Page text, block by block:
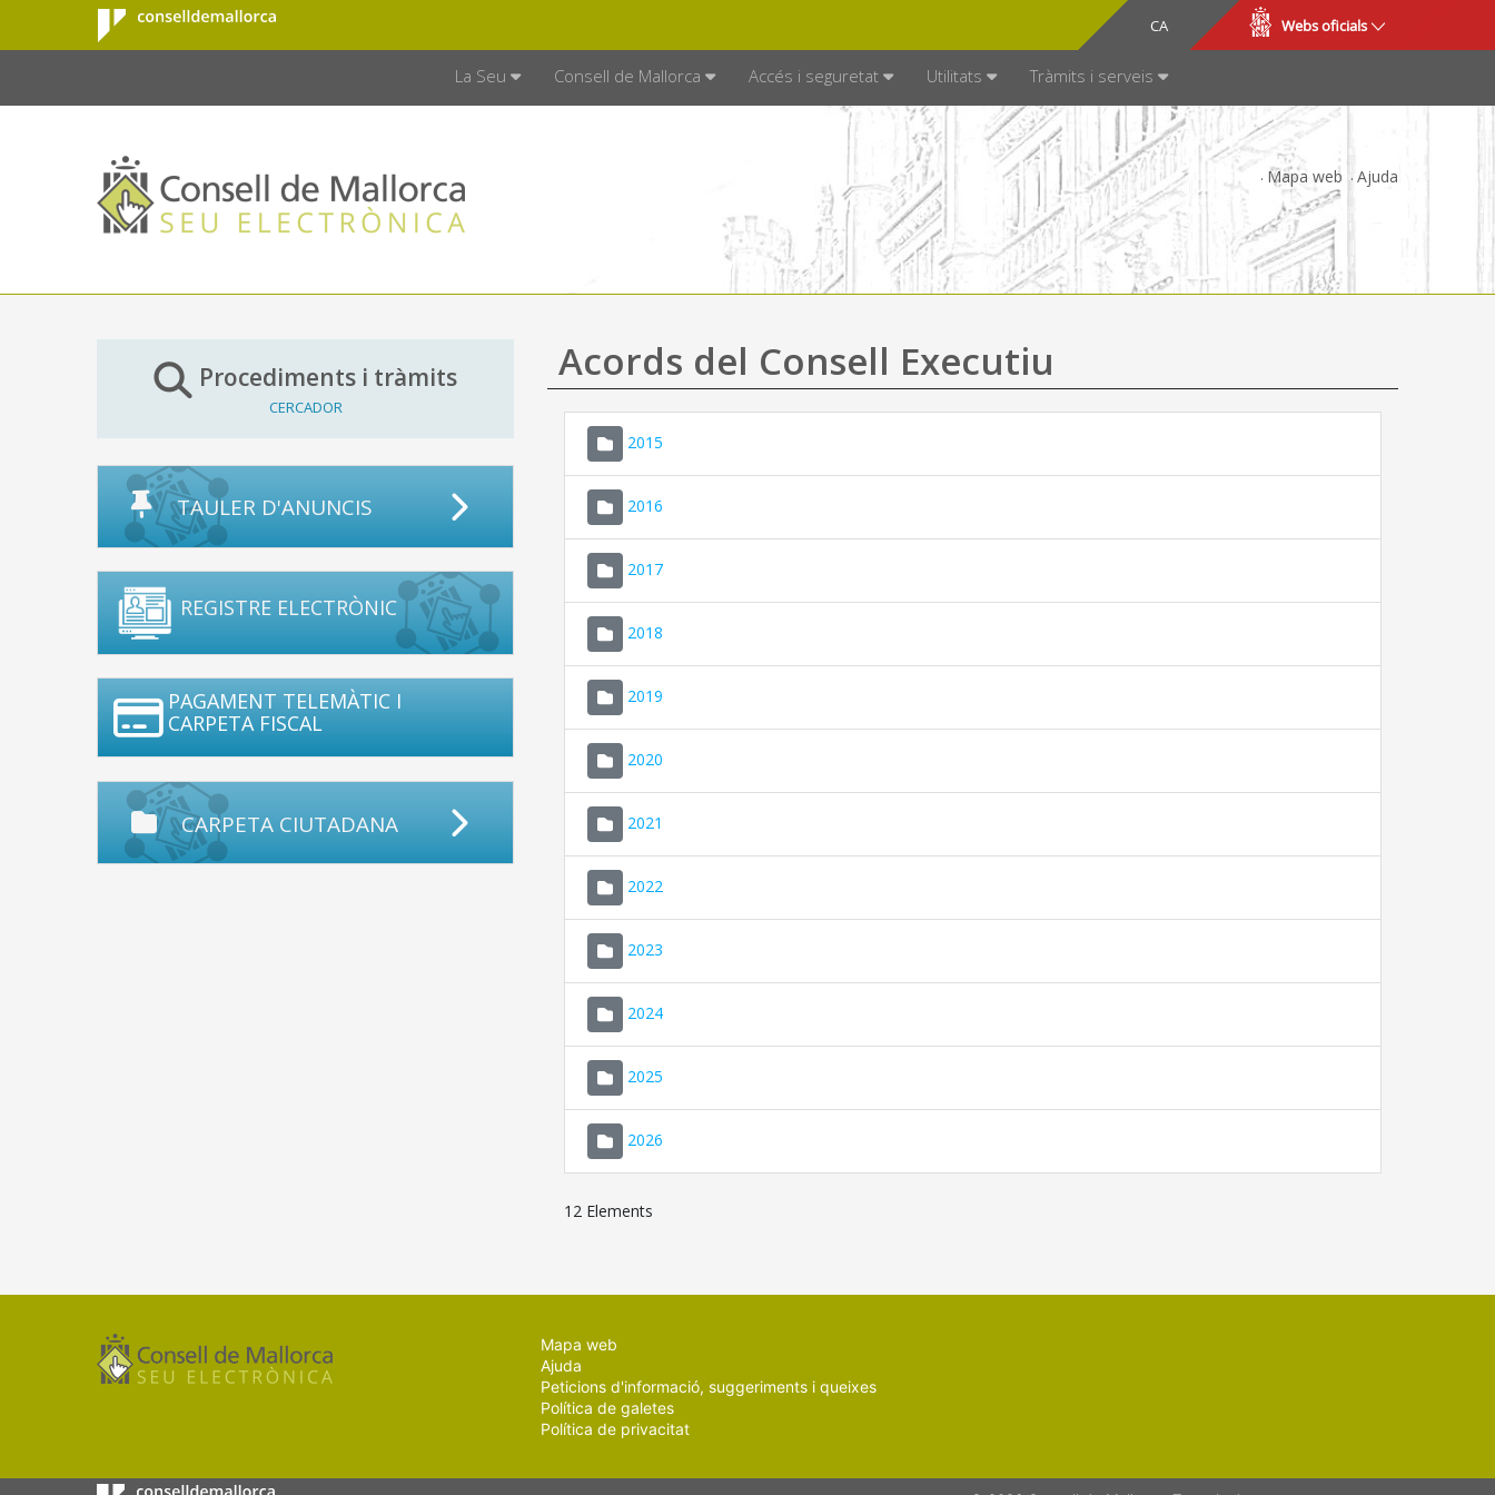
Salta al contingut principal
Consell de
Mallorca
CA
ES Webs oficials
La Seu Consell de Mallorca Accés i seguretat Utilitats Tràmits i serveis
Mapa web Ajuda
Procediments i tràmits
CERCADOR
TAULER D'ANUNCIS
REGISTRE ELECTRÒNIC
PAGAMENT TELEMÀTIC I
CARPETA FISCAL
CARPETA CIUTADANA
Acords del Consell Executiu
2015
2016
2017
2018
2019
2020
2021
2022
2023
2024
2025
2026
12 Elements
Mapa web
Ajuda
Peticions d'informació, suggeriments i queixes
Política de galetes
Política de privacitat